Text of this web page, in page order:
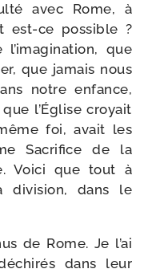
avec Rome, à
est-​ce pos­sible ?
l’imagination, que
que jamais nous
notre enfance,
l’Église croyait
foi, avait les
Sacrifice de la
Voici que tout à
divi­sion, dans le
de Rome. Je l’ai
dans leur